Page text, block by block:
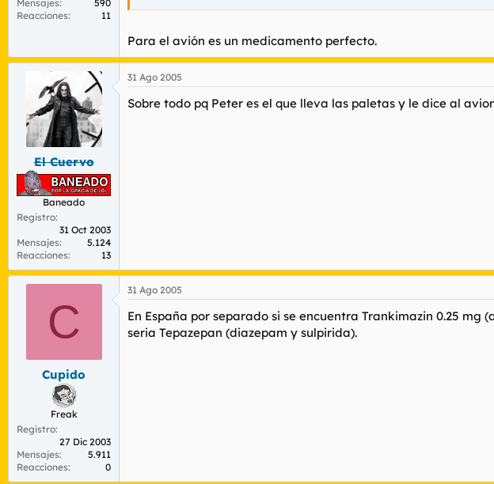
Mensajes
590
Reacciones
11
Que tal un avion?
Para el avión es un medicamento perfecto.
El Cuervo
Baneado
Registro
31 Oct 2003
Mensajes
5.124
Reacciones
13
31 Ago 2005
Sobre todo pq Peter es el que lleva las paletas y le dice al
C
Cupido
Freak
Registro
27 Dic 2003
Mensajes
5.911
Reacciones
0
31 Ago 2005
En España por separado si se encuentra Trankimazin 0.25
seria Tepazepan (diazepam y sulpirida).